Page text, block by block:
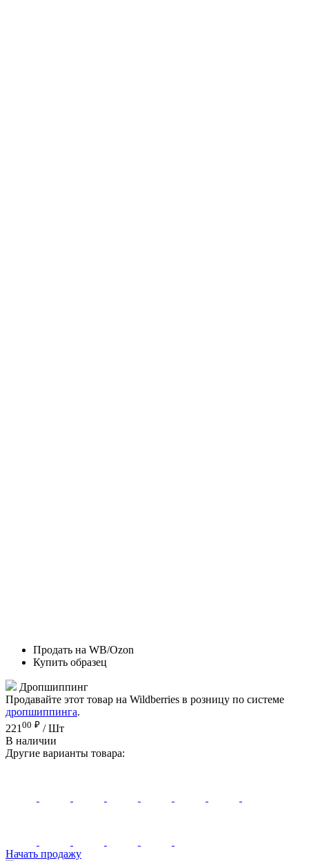
Продать на WB/Ozon
Купить образец
Дропшиппинг
Продавайте этот товар на Wildberries в розницу по системе
дропшиппинга.
221 00 ₽ / Шт
В наличии
Другие варианты товара:
Начать продажу